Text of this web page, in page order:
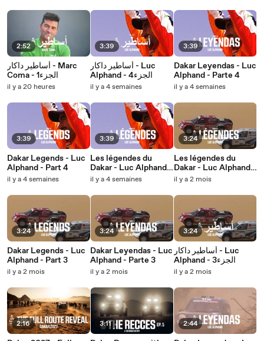
2:52
أساطير داكار - Marc
Coma - 1الجزء
il y a 20 heures
3:39
Dakar Legends - Luc
Alphand - Part 4
il y a 4 semaines
3:24
Dakar Legends - Luc
Alphand - Part 3
il y a 2 mois
2:16
3:39
أساطير داكار - Luc
Alphand - 4الجزء
il y a 4 semaines
3:39
Les légendes du
Dakar - Luc Alphand -
Partie 4
il y a 4 semaines
3:24
Dakar Leyendas - Luc
Alphand - Parte 3
il y a 2 mois
3:11
3:39
Dakar Leyendas - Luc
Alphand - Parte 4
il y a 4 semaines
3:24
Les légendes du
Dakar - Luc Alphand -
Partie 3
il y a 2 mois
3:24
أساطير داكار - Luc
Alphand - 3الجزء
il y a 2 mois
2:44